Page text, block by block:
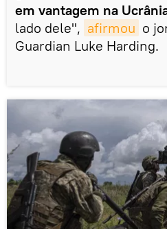
em vantagem na
lado dele", afirmou o
Guardian Luke Harding.